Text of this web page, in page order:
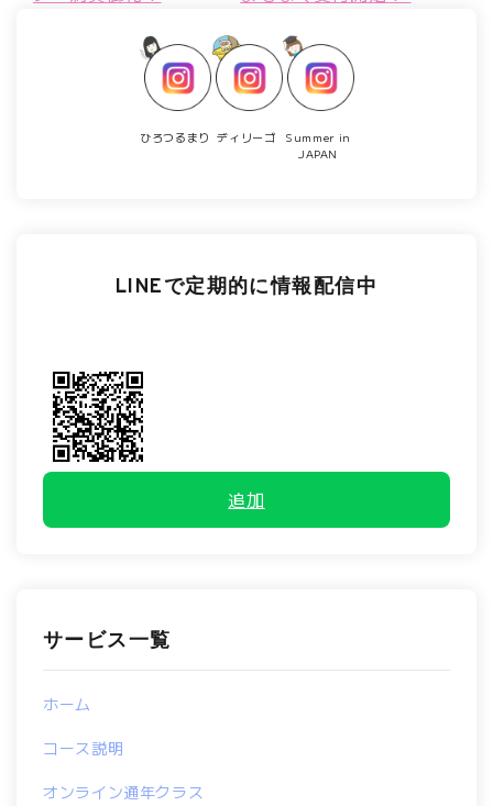
ひろつるまり ディリーゴ
Summer in
JAPAN
LINEで定期的に情報配信中
追加
サービス一覧
ホーム
コース説明
オンライン通年クラス